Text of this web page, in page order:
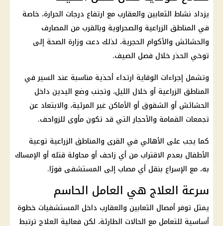
يزداد نشاط الثعابين والعقارب مع ارتفاع درجات الحرارة، خاصة
في المناطق الزراعية والصحراوية وبالقرب من المصارف
والحشائش والأكوام الحجرية، لذلك دعت وزارة الصحة إلى
توخي الحذر خلال فصل الصيف.
وتشمل إجراءات الوقاية ارتداء أحذية مناسبة عند السير في
المناطق الزراعية أو خلال الليل، وتجنب وضع اليدين داخل
الحشائش أو الشقوق أو الأماكن غير المرئية، والابتعاد عن
تجمعات القمامة والأحجار التي قد تكون مأوى للزواحف.
كما يجب على الأهالي في القرى والمناطق الزراعية توعية
الأطفال بعدم الاقتراب من أي زاحف أو محاولة قتله أو الإمساك
به، مع الإسراع بنقل أي مصاب إلى المستشفى فورًا.
سرعة العلاج هي العامل الحاسم
يمثل توفر أمصال الثعابين والعقارب داخل المستشفيات خطوة
أساسية للتعامل مع الحالات الطارئة، لكن فعالية العلاج ترتبط